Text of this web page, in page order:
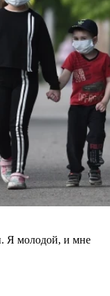
Я молодой, и мне